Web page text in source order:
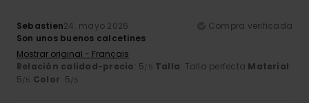
Sebastien24. mayo 2026
Compra verificada
Son unos buenos calcetines
Mostrar original - Français
Relación calidad-precio: 5/5 Talla: Talla perfecta Material:
5/5 Color: 5/5